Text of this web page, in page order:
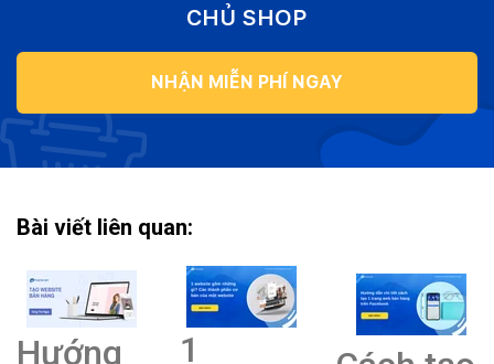
CHỦ SHOP
NHẬN MIỄN PHÍ NGAY
Bài viết liên quan:
Hướng
1